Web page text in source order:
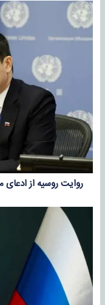
روایت روسیه از ادعای